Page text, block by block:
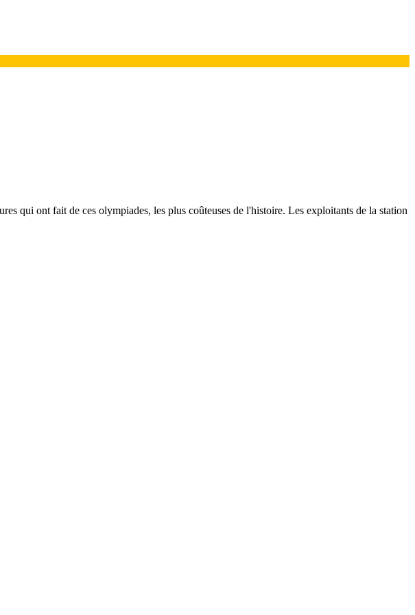
qui ont fait de ces olympiades, les plus coûteuses de l'histoire. Les exploitants de la station